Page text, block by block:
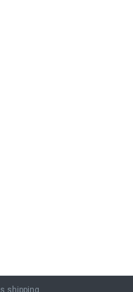
shipping